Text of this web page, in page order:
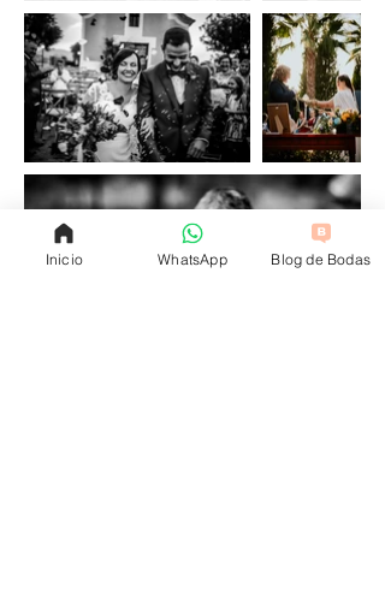
Inicio WhatsApp Blog de Bodas